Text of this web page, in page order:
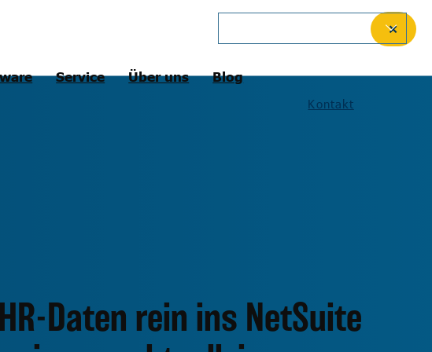
Service Über uns Blog
Kontakt
HR-Daten rein ins NetSuite
✕